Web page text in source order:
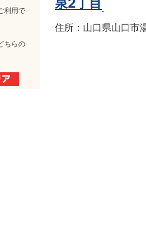
利用で
ちらの
住所：山口県山口市